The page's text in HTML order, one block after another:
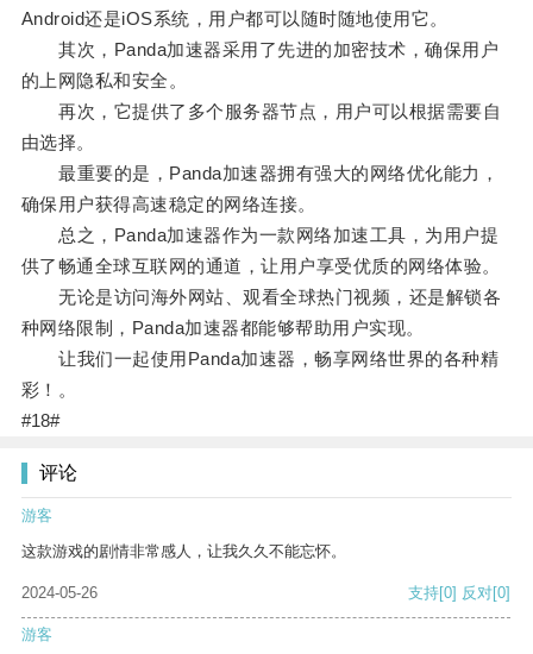
Android还是iOS系统，用户都可以随时随地使用它。
其次，Panda加速器采用了先进的加密技术，确保用户
的上网隐私和安全。
再次，它提供了多个服务器节点，用户可以根据需要自
由选择。
最重要的是，Panda加速器拥有强大的网络优化能力，
确保用户获得高速稳定的网络连接。
总之，Panda加速器作为一款网络加速工具，为用户提
供了畅通全球互联网的通道，让用户享受优质的网络体验。
无论是访问海外网站、观看全球热门视频，还是解锁各
种网络限制，Panda加速器都能够帮助用户实现。
让我们一起使用Panda加速器，畅享网络世界的各种精
彩！。
#18#
评论
游客
这款游戏的剧情非常感人，让我久久不能忘怀。
2024-05-26 支持[0] 反对[0]
游客